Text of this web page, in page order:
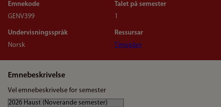
Emnekode
GENV399
Talet på semester
1
Undervisningsspråk
Norsk
Ressursar
Timeplan
Emnebeskrivelse
Vel emnebeskrivelse for semester